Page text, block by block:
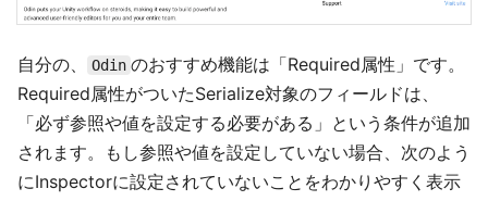
自分の、 Odin のおすすめ機能は「Required属性」です。
Required属性がついたSerialize対象のフィールドは、
「必ず参照や値を設定する必要がある」という条件が追加
されます。もし参照や値を設定していない場合、次のよう
にInspectorに設定されていないことをわかりやすく表示